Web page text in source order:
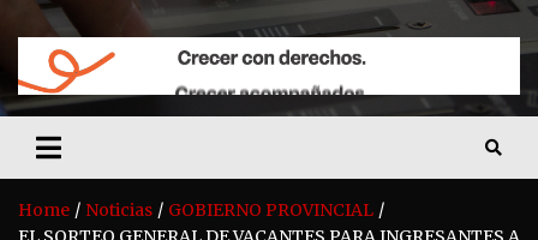
FM LIDER 104.1
Home Noticias
GOBIERNO PROVINCIAL